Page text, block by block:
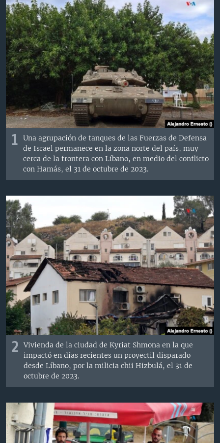
VENEZUELA
BRASIL
NICARAGUA
ECONOMÍA
ENTRETENIMIENTO Y CULTURA
TECNOLOGÍA
DEPORTES
CIENCIA Y SALUD
MULTIMEDIA
VIDEOS
FOTOGRAFÍA
AUDIOS
PROGRAMAS TV
EL MUNDO AL DÍA
FORO INTERAMERICANO
VISIÓN 360
PANORAMA
RADIO
AVANCE INFORMATIVO
AUDIONOTICIAS
BUENOS DÍAS AMÉRICA
ESTADOS UNIDOS AL DÍA
EL MUNDO AL DÍA [RADIO]
FORO [RADIO]
DEPORTIVO INTERNACIONAL
ENTRETENIMIENTO
DIRECT
DOCUMENTALES DE LA VOA
Learning English
Idiomas
1
Una agrupación de tanques de las Fuerzas de Defensa
de Israel permanece en la zona norte del país, muy
cerca de la frontera con Líbano, en medio del conflicto
con Hamás, el 31 de octubre de 2023.
2
Vivienda de la ciudad de Kyriat Shmona en la que
impactó en días recientes un proyectil disparado
desde Líbano, por la milicia chii Hizbulá, el 31 de
octubre de 2023.